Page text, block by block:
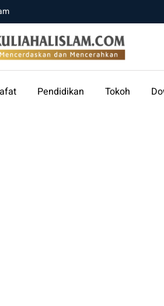
Pendidikan Tokoh